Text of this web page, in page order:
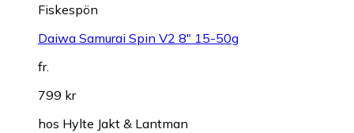
Fiskespön
Daiwa Samurai Spin V2 8" 15-50g
fr.
799 kr
hos Hylte Jakt & Lantman